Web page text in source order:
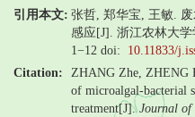
引用本文: 张哲, 郑华宝, 王敏.
感应[J]. 浙江农林大学
1−12 doi: 10.11833/
Citation:
ZHANG Zhe, ZHENG
of microalgal-bacterial
treatment[J].Journal